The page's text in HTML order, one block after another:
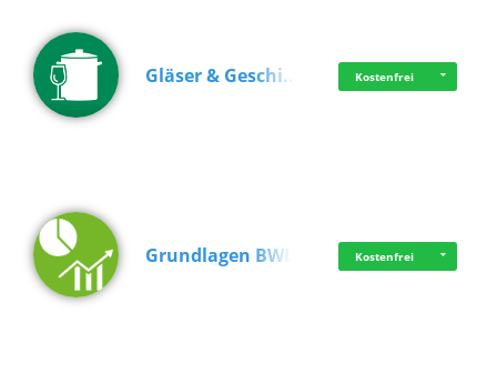
Gläser & Geschi… Kostenfrei
Grundlagen BWL Kostenfrei